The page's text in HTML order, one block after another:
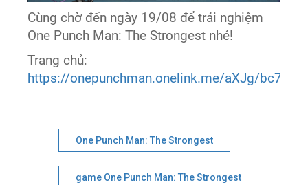
Cùng chờ đến ngày 19/08 để trải nghiệm
One Punch Man: The Strongest nhé!
Trang chủ:
https://onepunchman.onelink.me/aXJg/
One Punch Man: The Strongest
game One Punch Man: The Strongest